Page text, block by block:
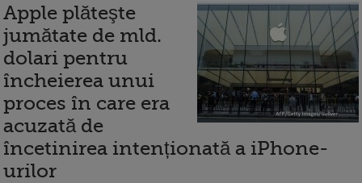
Apple plăteşte
jumătate de mld.
dolari pentru
încheierea unui
proces în care era
acuzată de
încetinirea intenționată a iPhone-
urilor